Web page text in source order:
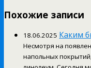
Похожие записи
18.06.2025 Каким
Несмотря на
напольных